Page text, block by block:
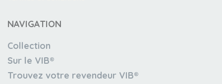
NAVIGATION
Collection
Sur le VIB®
Trouvez votre revendeur VIB®